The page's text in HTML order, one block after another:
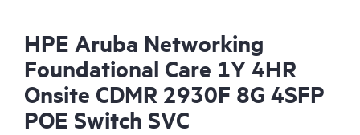
HPE Aruba Networking
Foundational Care 1Y 4HR
Onsite CDMR 2930F 8G 4SFP
POE Switch SVC